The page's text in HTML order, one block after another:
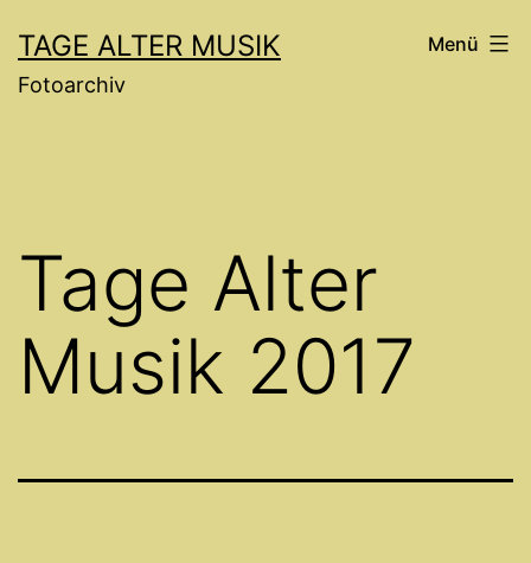
Inhalt
springen
TAGE ALTER MUSIK
Fotoarchiv
Menü
Tage Alter
Musik 2017